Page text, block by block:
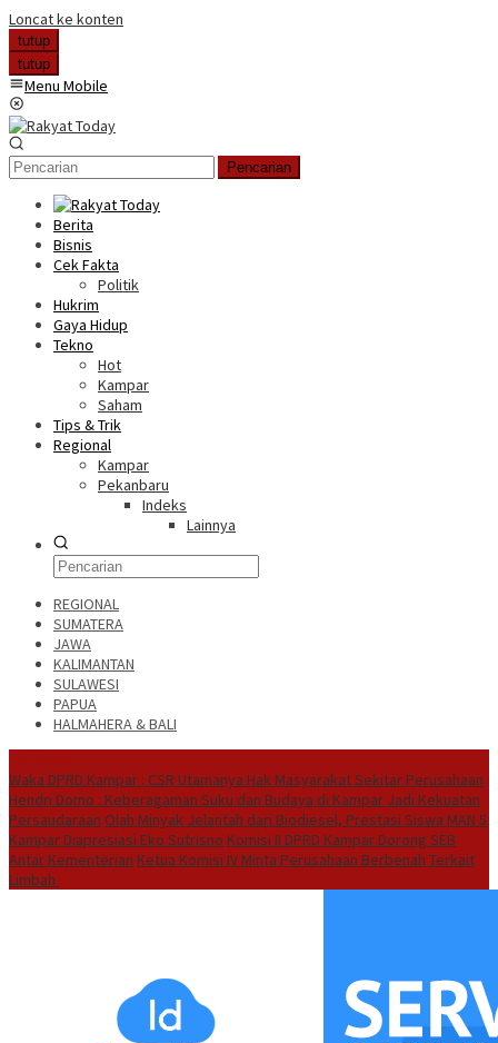
Loncat ke konten
tutup
tutup
Menu Mobile
Pencarian
Berita
Bisnis
Cek Fakta
Politik
Hukrim
Gaya Hidup
Tekno
Hot
Kampar
Saham
Tips & Trik
Regional
Kampar
Pekanbaru
Indeks
Lainnya
REGIONAL
SUMATERA
JAWA
KALIMANTAN
SULAWESI
PAPUA
HALMAHERA & BALI
Waka DPRD Kampar : CSR Utamanya Hak Masyarakat Sekitar Perusahaan
Hendri Domo : Keberagaman Suku dan Budaya di Kampar Jadi Kekuatan
Persaudaraan Olah Minyak Jelantah dari Biodiesel, Prestasi Siswa MAN 5
Kampar Diapresiasi Eko Sutrisno Komisi II DPRD Kampar Dorong SEB
Antar Kementerian Ketua Komisi IV Minta Perusahaan Berbenah Terkait
Limbah